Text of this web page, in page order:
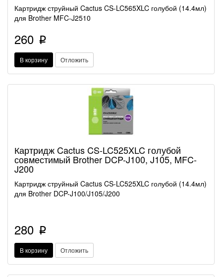
Картридж струйный Cactus CS-LC565XLC голубой (14.4мл)
для Brother MFC-J2510
260 p
В корзину Отложить
Картридж Cactus CS-LC525XLC голубой
совместимый Brother DCP-J100, J105, MFC-
J200
Картридж струйный Cactus CS-LC525XLC голубой (14.4мл)
для Brother DCP-J100/J105/J200
280 p
В корзину Отложить